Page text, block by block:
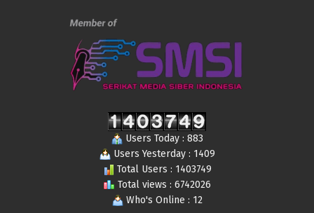
Users Today : 883
Users Yesterday : 1409
Total Users : 1403749
Total views : 6742026
Who's Online : 12